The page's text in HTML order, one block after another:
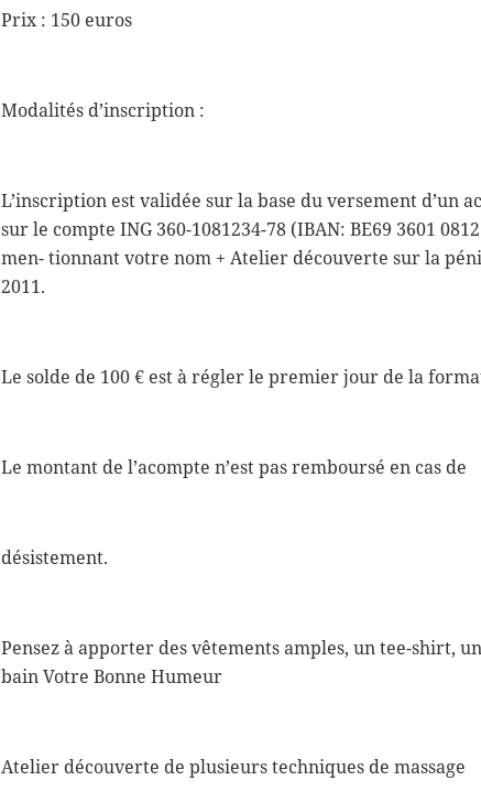
Prix : 150 euros
Modalités d’inscription :
L’inscription est validée sur la base du versement d’un
sur le compte ING 360-1081234-78 (IBAN: BE69 3601 0812
men- tionnant votre nom + Atelier découverte sur la
2011.
Le solde de 100 € est à régler le premier jour de la
Le montant de l’acompte n’est pas remboursé en cas de
désistement.
Pensez à apporter des vêtements amples, un tee-shirt,
bain Votre Bonne Humeur
Atelier découverte de plusieurs techniques de massage